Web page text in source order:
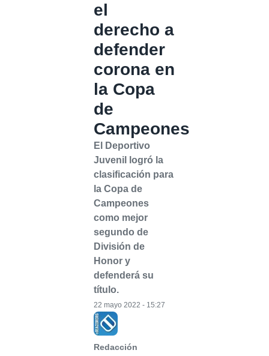
el
derecho a
defender
corona en
la Copa
de
Campeones
El Deportivo
Juvenil logró la
clasificación para
la Copa de
Campeones
como mejor
segundo de
División de
Honor y
defenderá su
título.
Redacción
22 mayo 2022 - 15:27